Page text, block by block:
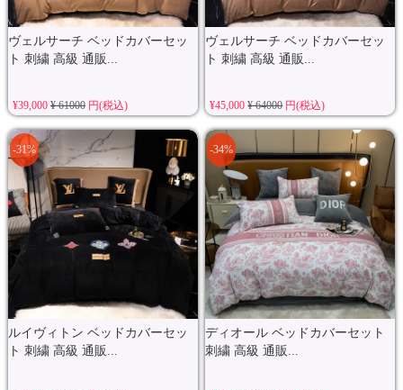
ヴェルサーチ ベッドカバーセッ
ト 刺繍 高級 通販...
¥39,000 ¥ 61000円(税込)
ヴェルサーチ ベッドカバーセッ
ト 刺繍 高級 通販...
¥45,000¥ 64000円(税込)
ルイヴィトン ベッドカバーセッ
ト 刺繍 高級 通販...
-31%
ディオール ベッドカバーセット
刺繍 高級 通販...
-34%